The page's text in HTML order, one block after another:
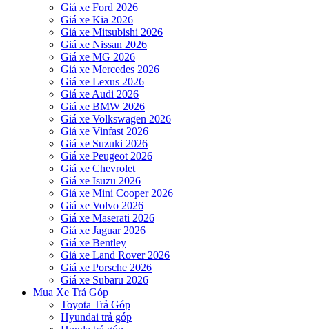
Giá xe Ford 2026
Giá xe Kia 2026
Giá xe Mitsubishi 2026
Giá xe Nissan 2026
Giá xe MG 2026
Giá xe Mercedes 2026
Giá xe Lexus 2026
Giá xe Audi 2026
Giá xe BMW 2026
Giá xe Volkswagen 2026
Giá xe Vinfast 2026
Giá xe Suzuki 2026
Giá xe Peugeot 2026
Giá xe Chevrolet
Giá xe Isuzu 2026
Giá xe Mini Cooper 2026
Giá xe Volvo 2026
Giá xe Maserati 2026
Giá xe Jaguar 2026
Giá xe Bentley
Giá xe Land Rover 2026
Giá xe Porsche 2026
Giá xe Subaru 2026
Mua Xe Trả Góp
Toyota Trả Góp
Hyundai trả góp